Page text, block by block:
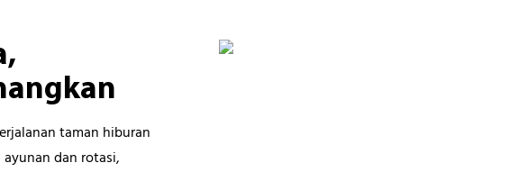
taman hiburan
dan rotasi,